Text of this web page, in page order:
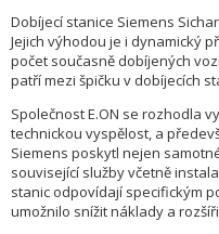
Dobíjecí stanice Siemens
Jejich výhodou je i dynamický
počet současně dobíjených
patří mezi špičku v dobíjecích
Společnost E.ON se rozhodla
technickou vyspělost, a
Siemens poskytl nejen
související služby včetně
stanic odpovídají specifickým
umožnilo snížit náklady a